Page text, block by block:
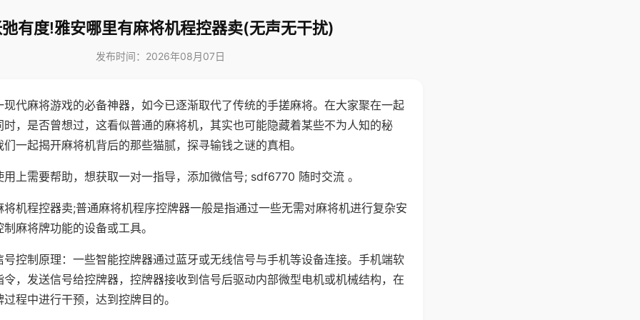
有度!雅安哪里有麻将机程控器卖(无声无干扰)
发布时间：2026年08月07日
现代麻将游戏的必备神器，如今已逐渐取代了传统的手搓麻将。在大家聚在一起
，是否曾想过，这看似普通的麻将机，其实也可能隐藏着某些不为人知的秘
一起揭开麻将机背后的那些猫腻，探寻输钱之谜的真相。
用上需要帮助，想获取一对一指导，添加微信号; sdf6770 随时交流 。
将机程控器卖;普通麻将机程序控牌器一般是指通过一些无需对麻将机进行复杂安
麻将牌功能的设备或工具。
号控制原理：一些智能控牌器通过蓝牙或无线信号与手机等设备连接。手机端软
，发送信号给控牌器，控牌器接收到信号后驱动内部微型电机或机械结构，在
程中进行干预，达到控牌目的。